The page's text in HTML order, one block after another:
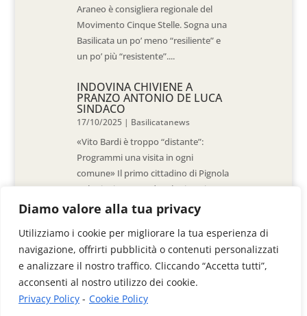
Diamo valore alla tua privacy
Utilizziamo i cookie per migliorare la tua esperienza di
navigazione, offrirti pubblicità o contenuti personalizzati
e analizzare il nostro traffico. Cliccando “Accetta tutti”,
acconsenti al nostro utilizzo dei cookie.
Privacy Policy - Cookie Policy
Araneo è consigliera regionale del
Movimento Cinque Stelle. Sogna una
Basilicata un po’ meno “resiliente” e
un po’ più “resistente”....
INDOVINA CHIVIENE A
PRANZO ANTONIO DE LUCA
SINDACO
17/10/2025 | Basilicatanews
«Vito Bardi è troppo “distante”:
Programmi una visita in ogni
comune» Il primo cittadino di Pignola
«L’ho invitato a vedere la situazione
al Pantano, ma non è venuto. La
sensazione è che -come sindaci-
siamo lasciati a noi stessi» di Walter
De Stradis In...